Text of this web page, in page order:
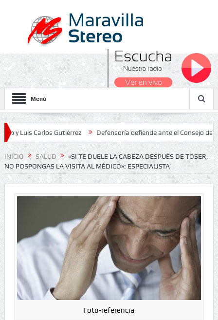
Menú
Gutiérrez Defensoría defiende ante el Consejo de Estado el
2026
INICIO SALUD
«SI TE DUELE LA CABEZA DESPUÉS DE TOSER,
NO POSPONGAS LA VISITA AL MÉDICO»: ESPECIALISTA
Foto-referencia